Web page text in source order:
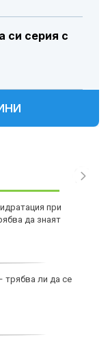
си серия с
при
да знаят
трябва ли да се